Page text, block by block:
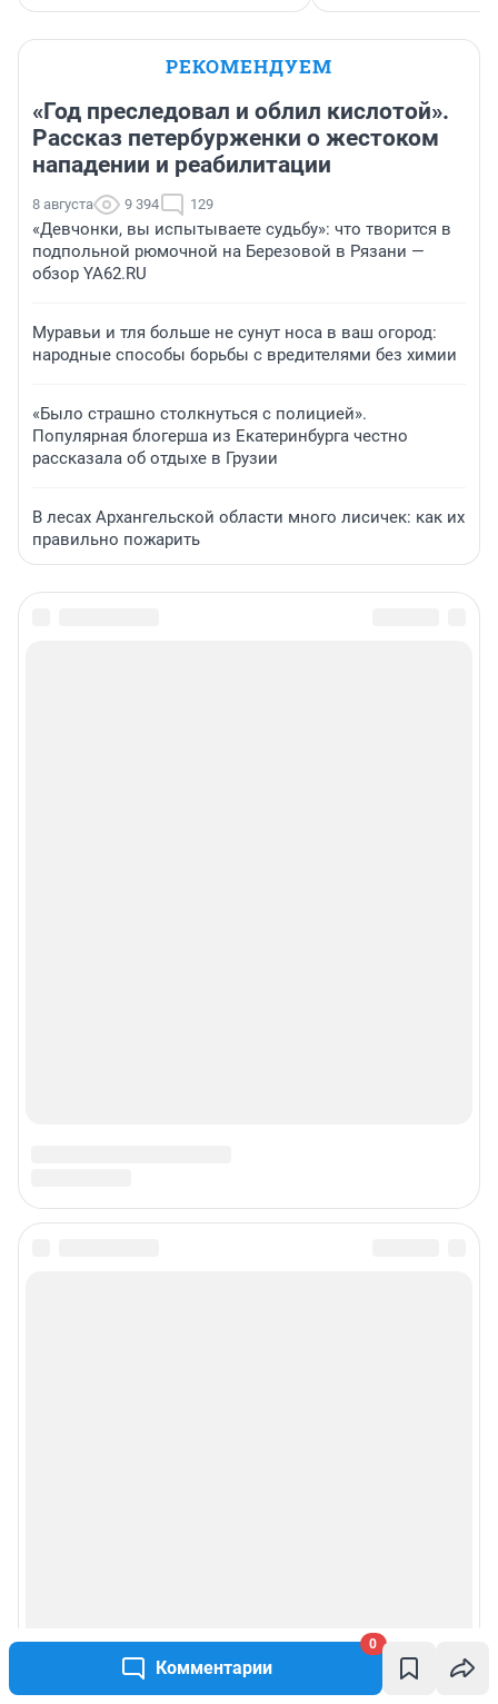
Комментарии
0
РЕКОМЕНДУЕМ
«Год преследовал и облил кислотой».
Рассказ петербурженки о жестоком
нападении и реабилитации
8 августа 9 394 129
«Девчонки, вы испытываете судьбу»: что творится в
подпольной рюмочной на Березовой в Рязани —
обзор YA62.RU
Муравьи и тля больше не сунут носа в ваш огород:
народные способы борьбы с вредителями без химии
«Было страшно столкнуться с полицией».
Популярная блогерша из Екатеринбурга честно
рассказала об отдыхе в Грузии
В лесах Архангельской области много лисичек: как их
правильно пожарить